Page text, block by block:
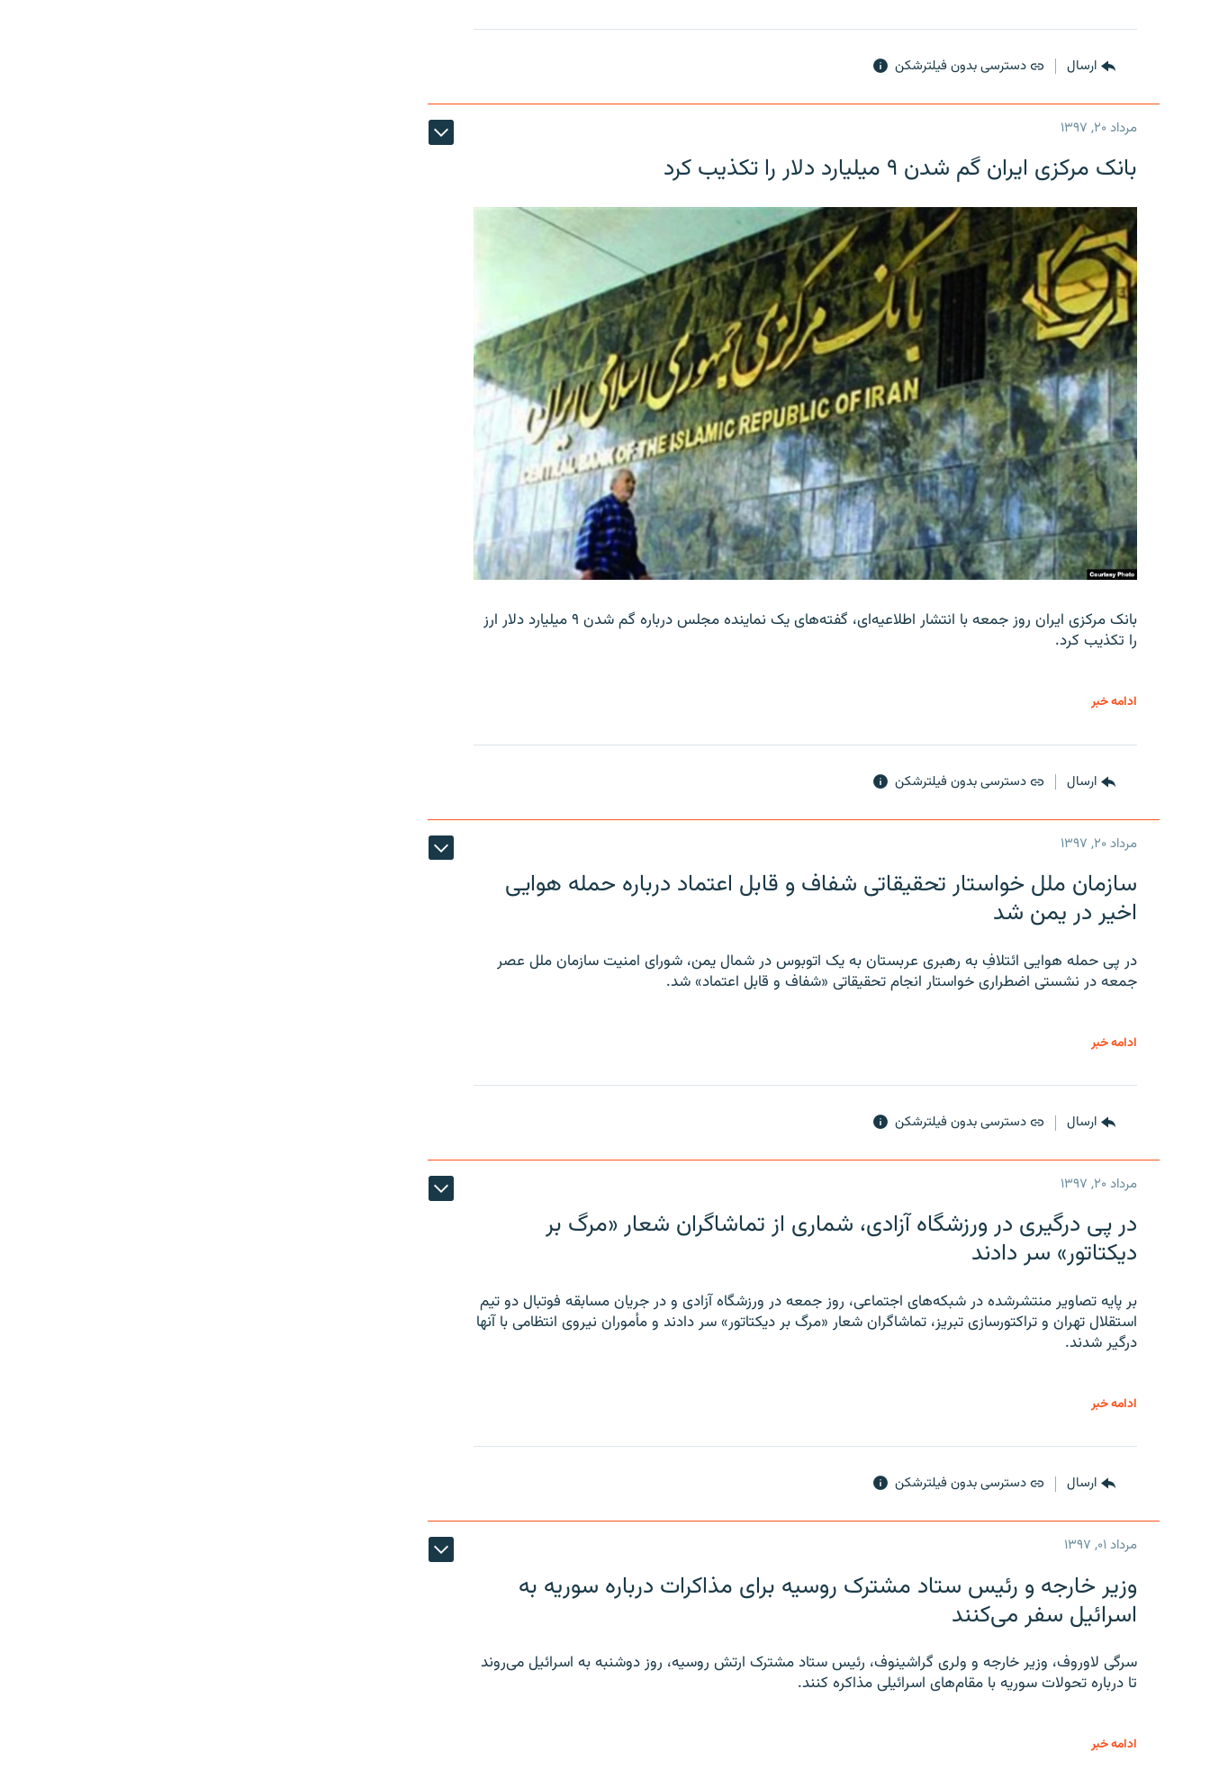
ارسال دسترسی بدون فیلترشکن
مرداد ۲۰, ۱۳۹۷
بانک مرکزی ایران گم شدن ۹ میلیارد دلار را تکذیب کرد
بانک مرکزی ایران روز جمعه با انتشار اطلاعیه‌ای، گفته‌های یک نماینده مجلس درباره گم شدن ۹ میلیارد دلار ارز
را تکذیب کرد.
ادامه خبر
ارسال دسترسی بدون فیلترشکن
مرداد ۲۰, ۱۳۹۷
سازمان ملل خواستار تحقیقاتی شفاف و قابل اعتماد درباره حمله هوایی
اخیر در یمن شد
در پی حمله هوایی ائتلافِ به رهبری عربستان به یک اتوبوس در شمال یمن، شورای امنیت سازمان ملل عصر
جمعه در نشستی اضطراری خواستار انجام تحقیقاتی «شفاف و قابل اعتماد» شد.
ادامه خبر
ارسال دسترسی بدون فیلترشکن
مرداد ۲۰, ۱۳۹۷
در پی درگیری در ورزشگاه آزادی، شماری از تماشاگران شعار «مرگ بر
دیکتاتور» سر دادند
بر پایه تصاویر منتشرشده در شبکه‌های اجتماعی، روز جمعه در ورزشگاه آزادی و در جریان مسابقه فوتبال دو تیم
استقلال تهران و تراکتورسازی تبریز، تماشاگران شعار «مرگ بر دیکتاتور» سر دادند و مأموران نیروی انتظامی با آنها
درگیر شدند.
ادامه خبر
ارسال دسترسی بدون فیلترشکن
مرداد ۰۱, ۱۳۹۷
وزیر خارجه و رئیس‌ ستاد مشترک روسیه برای مذاکرات درباره سوریه به
اسرائیل سفر می‌کنند
سرگی لاوروف، وزیر خارجه و ولری گراشینوف، رئیس ستاد مشترک ارتش روسیه، روز دوشنبه به اسرائیل می‌روند
تا درباره تحولات سوریه با مقام‌های اسرائیلی مذاکره کنند.
ادامه خبر